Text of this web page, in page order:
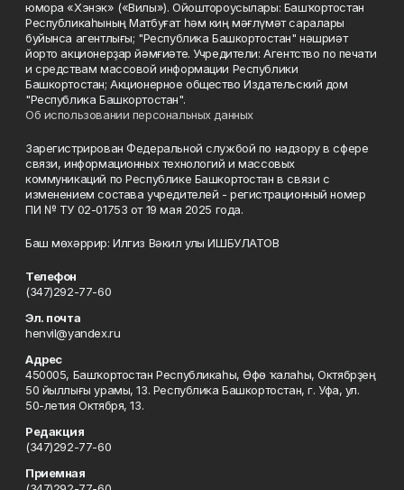
юмора «Хэнэк» («Вилы»). Ойоштороусылары: Башҡортостан
Республикаһының Матбуғат һәм киң мәғлүмәт саралары
буйынса агентлығы; "Республика Башкортостан" нәшриәт
йорто акционерҙар йәмғиәте. Учредители: Агентство по печати
и средствам массовой информации Республики
Башкортостан; Акционерное общество Издательский дом
"Республика Башкортостан".
Об использовании персональных данных
Зарегистрирован Федеральной службой по надзору в сфере
связи, информационных технологий и массовых
коммуникаций по Республике Башкортостан в связи с
изменением состава учредителей - регистрационный номер
ПИ № ТУ 02-01753 от 19 мая 2025 года.
Баш мөхәррир: Илгиз Вәкил улы ИШБУЛАТОВ
Телефон
(347)292-77-60
Эл. почта
henvil@yandex.ru
Адрес
450005, Башҡортостан Республикаһы, Өфө ҡалаһы, Октябрҙең
50 йыллығы урамы, 13. Республика Башкортостан, г. Уфа, ул.
50-летия Октября, 13.
Редакция
(347)292-77-60
Приемная